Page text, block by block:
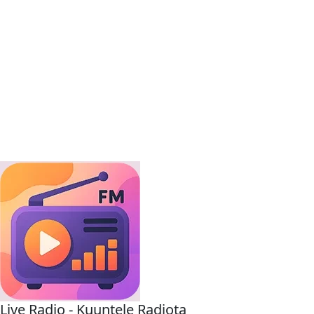
Live Radio - Kuuntele Radiota